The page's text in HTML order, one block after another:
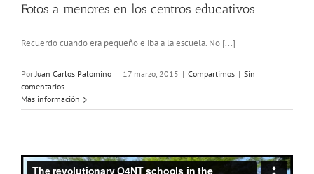
Fotos a menores en los centros educativos
Recuerdo cuando era pequeño e iba a la escuela. No [...]
Por Juan Carlos Palomino | 17 marzo, 2015 | Compartimos | Sin
comentarios
Más información